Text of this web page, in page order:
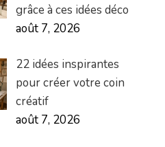
grâce à ces idées déco
août 7, 2026
22 idées inspirantes
pour créer votre coin
créatif
août 7, 2026